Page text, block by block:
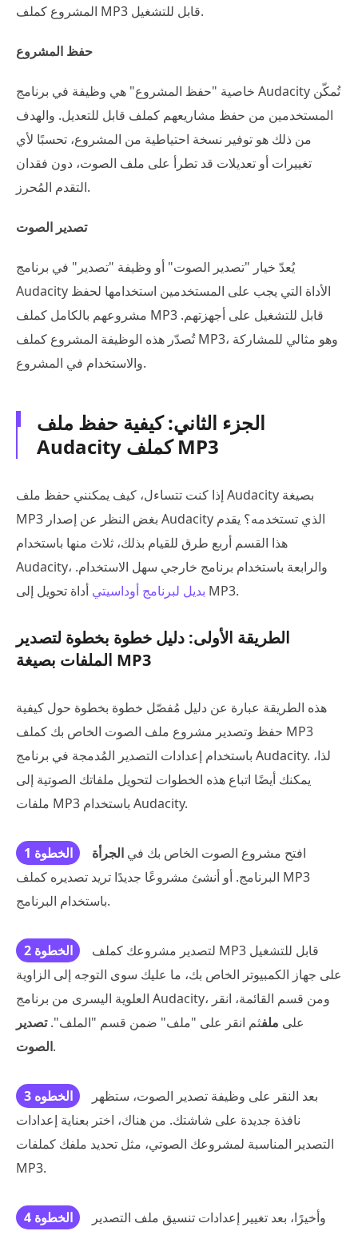
المشروع كملف MP3 قابل للتشغيل.
حفظ المشروع
خاصية "حفظ المشروع" هي وظيفة في برنامج Audacity تُمكّن
المستخدمين من حفظ مشاريعهم كملف قابل للتعديل. والهدف
من ذلك هو توفير نسخة احتياطية من المشروع، تحسبًا لأي
تغييرات أو تعديلات قد تطرأ على ملف الصوت، دون فقدان
التقدم المُحرز.
تصدير الصوت
يُعدّ خيار "تصدير الصوت" أو وظيفة "تصدير" في برنامج
Audacity الأداة التي يجب على المستخدمين استخدامها لحفظ
مشروعهم بالكامل كملف MP3 قابل للتشغيل على أجهزتهم.
تُصدّر هذه الوظيفة المشروع كملف MP3، وهو مثالي للمشاركة
والاستخدام في المشروع.
الجزء الثاني: كيفية حفظ ملف
Audacity كملف MP3
إذا كنت تتساءل، كيف يمكنني حفظ ملف Audacity بصيغة
MP3 بغض النظر عن إصدار Audacity الذي تستخدمه؟ يقدم
هذا القسم أربع طرق للقيام بذلك، ثلاث منها باستخدام
Audacity، والرابعة باستخدام برنامج خارجي سهل الاستخدام.
بديل لبرنامج أوداسيتي أداة تحويل إلى MP3.
الطريقة الأولى: دليل خطوة بخطوة لتصدير
الملفات بصيغة MP3
هذه الطريقة عبارة عن دليل مُفصّل خطوة بخطوة حول كيفية
حفظ وتصدير مشروع ملف الصوت الخاص بك كملف MP3
باستخدام إعدادات التصدير المُدمجة في برنامج Audacity. لذا،
يمكنك أيضًا اتباع هذه الخطوات لتحويل ملفاتك الصوتية إلى
ملفات MP3 باستخدام Audacity.
الخطوة 1 افتح مشروع الصوت الخاص بك في الجرأة
البرنامج. أو أنشئ مشروعًا جديدًا تريد تصديره كملف MP3
باستخدام البرنامج.
الخطوة 2
لتصدير مشروعك كملف MP3 قابل للتشغيل
على جهاز الكمبيوتر الخاص بك، ما عليك سوى التوجه إلى الزاوية
العلوية اليسرى من برنامج Audacity، ومن قسم القائمة، انقر
على ملفثم انقر على "ملف" ضمن قسم "الملف".تصدير
الصوت.
الخطوه 3
بعد النقر على وظيفة تصدير الصوت، ستظهر
نافذة جديدة على شاشتك. من هناك، اختر بعناية إعدادات
التصدير المناسبة لمشروعك الصوتي، مثل تحديد ملفك كملفات
MP3.
الخطوة 4
وأخيرًا، بعد تغيير إعدادات تنسيق ملف التصدير